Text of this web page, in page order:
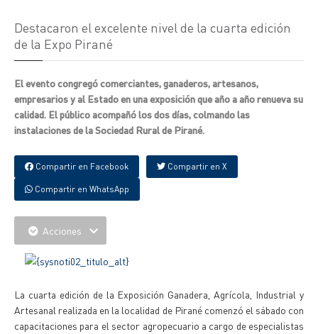
Destacaron el excelente nivel de la cuarta edición
de la Expo Pirané
El evento congregó comerciantes, ganaderos, artesanos,
empresarios y al Estado en una exposición que año a año renueva su
calidad. El público acompañó los dos días, colmando las
instalaciones de la Sociedad Rural de Pirané.
Compartir en Facebook Compartir en X
Compartir en WhatsApp
Acciones
La cuarta edición de la Exposición Ganadera, Agrícola, Industrial y
Artesanal realizada en la localidad de Pirané comenzó el sábado con
capacitaciones para el sector agropecuario a cargo de especialistas